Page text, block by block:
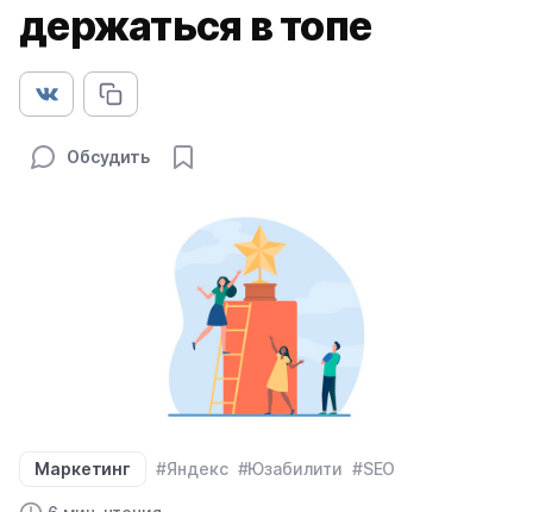
держаться в топе
Обсудить
Маркетинг #Яндекс #Юзабилити #SEO